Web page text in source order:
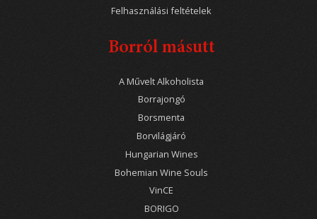
Felhasználási feltételek
Borról másutt
A Művelt Alkoholista
Borrajongó
Borsmenta
Borvilágjáró
Hungarian Wines
Bohemian Wine Souls
VinCE
BORIGO